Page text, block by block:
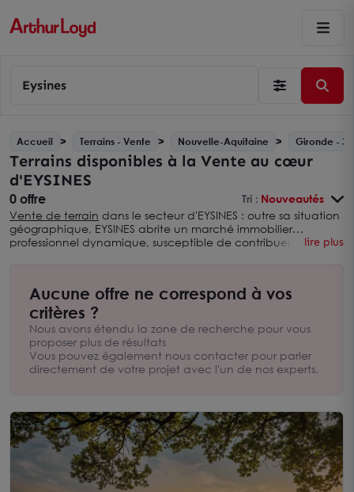
Eysines
Accueil Terrains - Vente Nouvelle-Aquitaine Gironde - 33
Terrains disponibles à la Vente au cœur
d'EYSINES
0 offre Tri : Nouveautés
Vente de terrain dans le secteur d'EYSINES : outre sa situation
géographique, EYSINES abrite un marché immobilier
professionnel dynamique, susceptible de contribuer au
l’expérience de nos collaborateurs, et sur l’expertise d’Arthur
Loyd, premier réseau national de conseil en immobilier
d’entreprise.
lire plus
Aucune offre ne correspond à vos
critères ?
Nous avons étendu la zone de recherche pour vous
proposer plus de résultats
Vous pouvez également nous contacter pour parler
directement de votre projet avec l'un de nos experts.